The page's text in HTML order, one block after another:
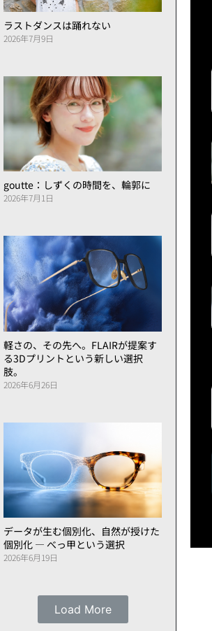
ラストダンスは踊れない
2026年7月9日
goutte：しずくの時間を、輪郭に
2026年7月1日
軽さの、その先へ。FLAIRが提案す
る3Dプリントという新しい選択
肢。
2026年6月26日
データが生む個別化、自然が授けた
個別化 ― べっ甲という選択
2026年6月19日
Load More